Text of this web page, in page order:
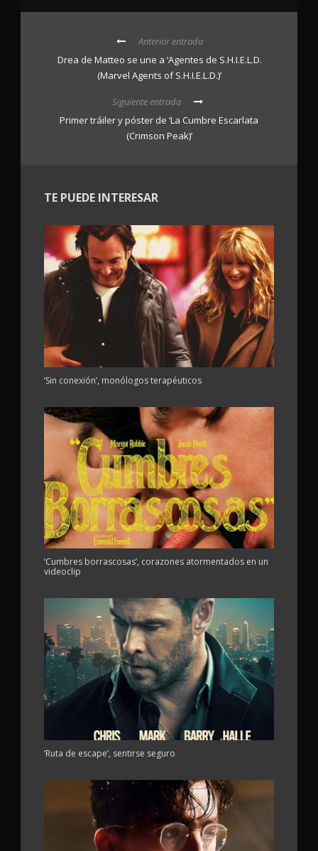
Anterior entrada
Drea de Matteo se une a ‘Agentes de S.H.I.E.L.D.
(Marvel Agents of S.H.I.E.L.D.)’
Siguiente entrada
Primer tráiler y póster de ‘La Cumbre Escarlata
(Crimson Peak)’
TE PUEDE INTERESAR
‘Sin conexión’, monólogos terapéuticos
‘Cumbres borrascosas’, corazones atormentados en un
videoclip
‘Ruta de escape’, sentirse seguro